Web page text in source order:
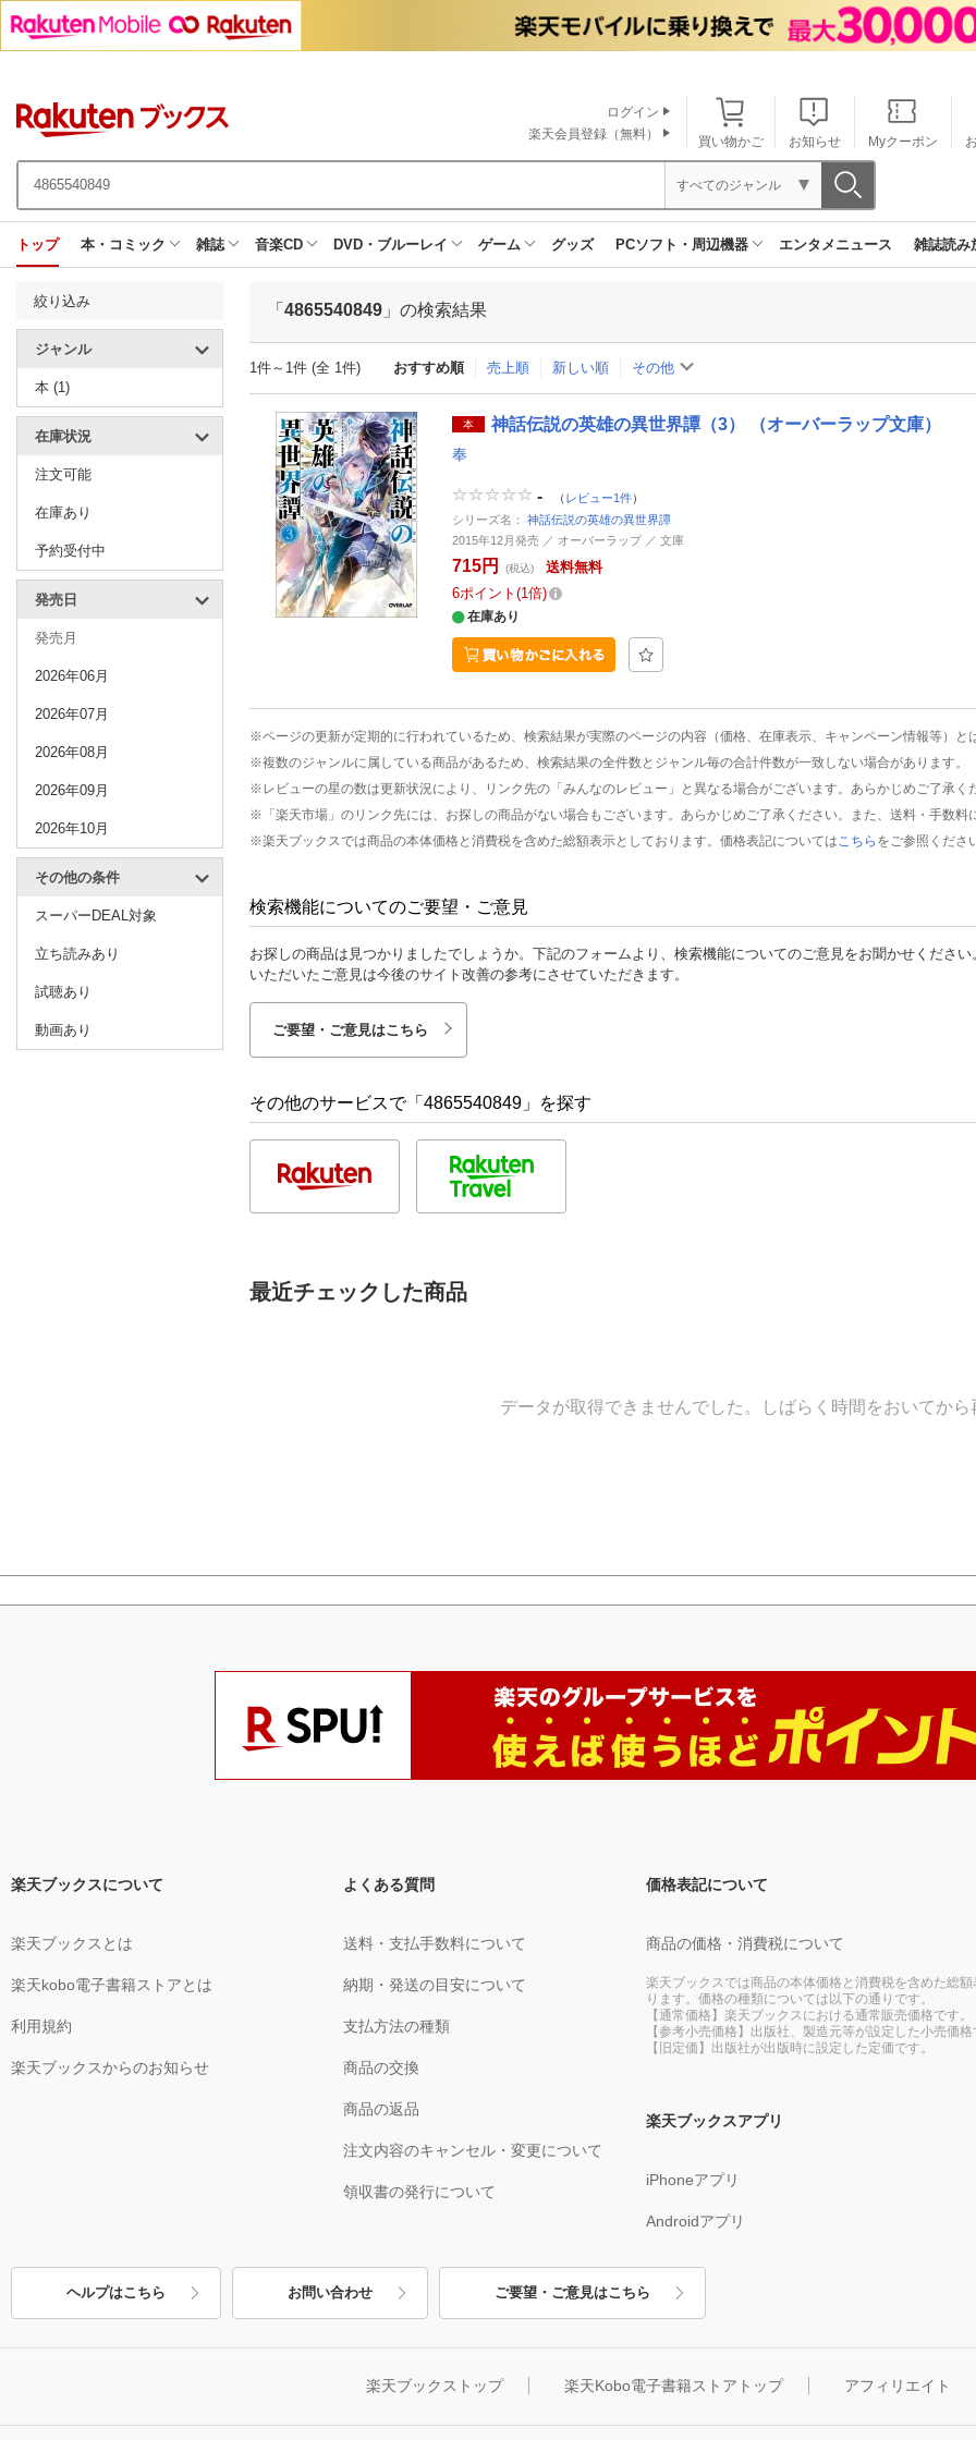
買い物かご お知らせ Myクーポン
ログイン
楽天会員登録（無料）
すべてのジャンル
トップ 本・コミック 雑誌 音楽CD DVD・ブルーレイ ゲーム グッズ PCソフト・周辺機器 エンタメニュース 雑誌読み
絞り込み
ジャンル
本 (1)
在庫状況
注文可能
在庫あり
予約受付中
発売日
発売月
2026年06月
2026年07月
2026年08月
2026年09月
2026年10月
その他の条件
スーパーDEAL対象
立ち読みあり
試聴あり
動画あり
「 4865540849 」の検索結果
1件～1件 (全 1件) おすすめ順 売上順 新しい順 その他
本 神話伝説の英雄の異世界譚（3） （オーバーラップ文庫）
奉
- （ レビュー1件）
シリーズ名： 神話伝説の英雄の異世界譚
2015年12月発売 ／ オーバーラップ ／ 文庫
715円 (税込)
送料無料
6ポイント 1倍
在庫あり
※ページの更新が定期的に行われているため、検索結果が実際のページの内容（価格、在庫表示、キャンペーン情報等）と
※複数のジャンルに属している商品があるため、検索結果の全件数とジャンル毎の合計件数が一致しない場合があります。
※レビューの星の数は更新状況により、リンク先の「みんなのレビュー」と異なる場合がございます。あらかじめご了承く
※「楽天市場」のリンク先には、お探しの商品がない場合もございます。あらかじめご了承ください。また、送料・手数料
※楽天ブックスでは商品の本体価格と消費税を含めた総額表示としております。価格表記については こちら をご参照くださ
検索機能についてのご要望・ご意見
お探しの商品は見つかりましたでしょうか。下記のフォームより、検索機能についてのご意見をお聞かせください
いただいたご意見は今後のサイト改善の参考にさせていただきます。
ご要望・ご意見はこちら
その他のサービスで「4865540849」を探す
最近チェックした商品
データが取得できませんでした。しばらく時間をおいてから
楽天ブックスについて
楽天ブックスとは
楽天kobo電子書籍ストアとは
利用規約
楽天ブックスからのお知らせ
よくある質問
送料・支払手数料について
納期・発送の目安について
支払方法の種類
商品の交換
商品の返品
注文内容のキャンセル・変更について
領収書の発行について
価格表記について
商品の価格・消費税について
楽天ブックスでは商品の本体価格と消費税を含めた総額
ります。価格の種類については以下の通りです。
【通常価格】楽天ブックスにおける通常販売価格です。
【参考小売価格】出版社、製造元等が設定した小売価格
【旧定価】出版社が出版時に設定した定価です。
楽天ブックスアプリ
iPhoneアプリ
Androidアプリ
ヘルプはこちら お問い合わせ ご要望・ご意見はこちら
楽天ブックストップ 楽天Kobo電子書籍ストアトップ アフィリエイト